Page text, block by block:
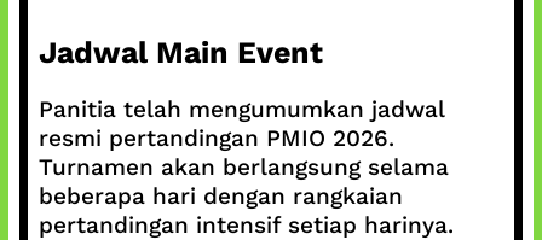
Jadwal Main Event
Panitia telah mengumumkan jadwal
resmi pertandingan PMIO 2026.
Turnamen akan berlangsung selama
beberapa hari dengan rangkaian
pertandingan intensif setiap harinya.